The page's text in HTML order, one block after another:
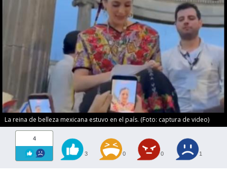
La reina de belleza mexicana estuvo en el país. (Foto: captura de video)
4
3 0 0 1